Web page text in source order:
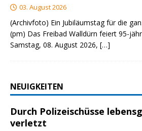
03. August 2026
(Archivfoto) Ein Jubiläumstag für die
(pm) Das Freibad Walldürn feiert 95-
Samstag, 08. August 2026, […]
NEUIGKEITEN
Durch Polizeischüsse
verletzt